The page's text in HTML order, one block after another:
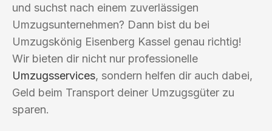
und suchst nach einem zuverlässigen
Umzugsunternehmen? Dann bist du bei
Umzugskönig Eisenberg Kassel genau richtig!
Wir bieten dir nicht nur professionelle
Umzugsservices, sondern helfen dir auch dabei,
Geld beim Transport deiner Umzugsgüter zu
sparen.